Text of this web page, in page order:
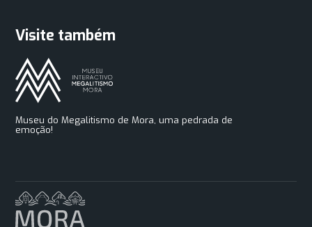
Visite também
Museu do Megalitismo de Mora, uma pedrada de
emoção!